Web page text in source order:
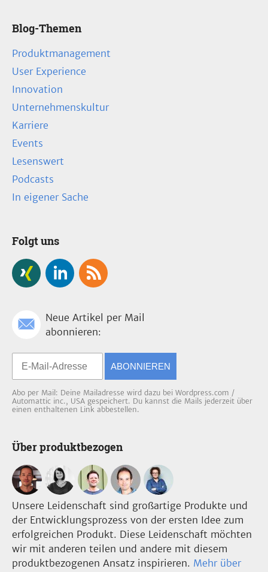
Blog-Themen
Produktmanagement
User Experience
Innovation
Unternehmenskultur
Karriere
Events
Lesenswert
Podcasts
In eigener Sache
Folgt uns
Neue Artikel per Mail
abonnieren:
ABONNIEREN
Abo per Mail: Deine Mailadresse wird dazu bei Wordpress.com /
Automattic inc., USA gespeichert. Du kannst die Mails jederzeit über
einen enthaltenen Link abbestellen.
Über produktbezogen
Unsere Leidenschaft sind großartige Produkte und
der Entwicklungsprozess von der ersten Idee zum
erfolgreichen Produkt. Diese Leidenschaft möchten
wir mit anderen teilen und andere mit diesem
produktbezogenen Ansatz inspirieren. Mehr über